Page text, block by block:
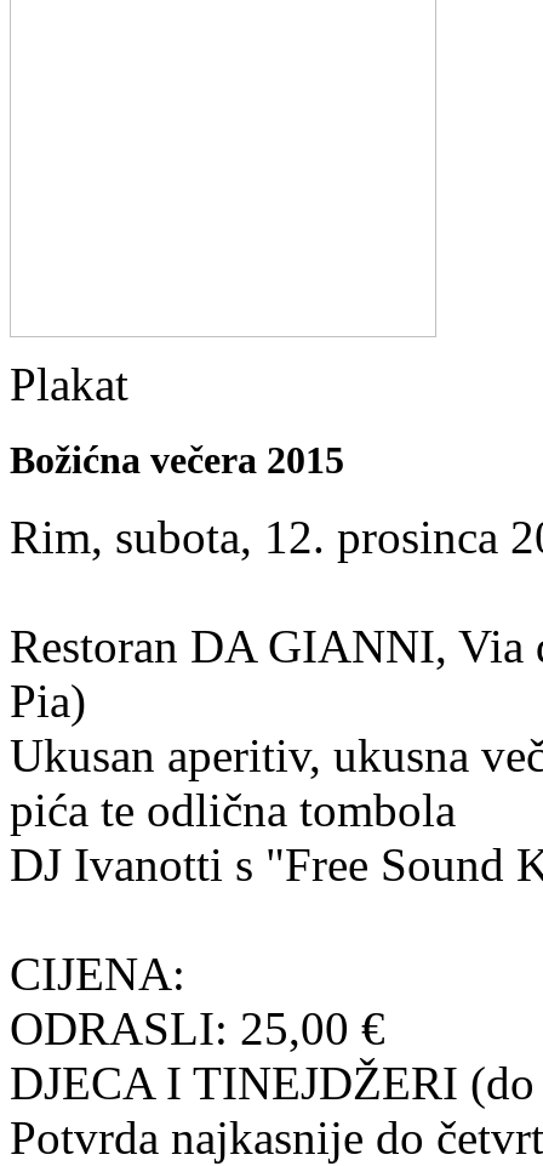
Plakat
Božićna večera 2015
Rim, subota, 12. prosinca
Restoran DA GIANNI,
Pia)
Ukusan aperitiv, ukusna
pića te odlična tombola
DJ Ivanotti s "Free Sound
CIJENA:
ODRASLI: 25,00 €
DJECA I TINEJDŽERI
Potvrda najkasnije do